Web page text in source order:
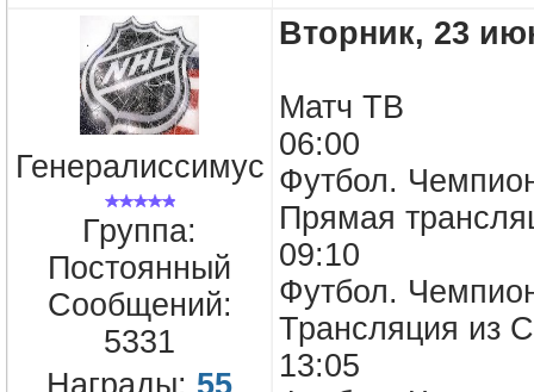
Генералиссимус
Группа:
Постоянный
Сообщений:
5331
Награды: 55
Вторник, 23
Матч ТВ
06:00
Футбол.
Прямая
09:10
Футбол.
Трансляция из
13:05